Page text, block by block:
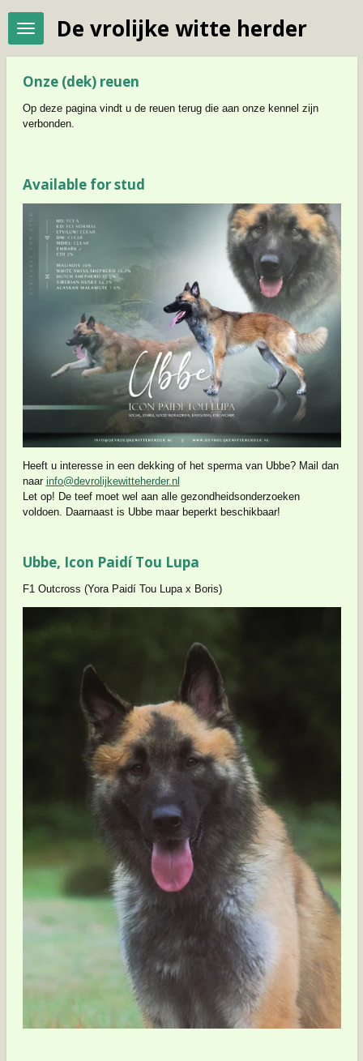
Ga
direct
naar
hoofdinhoud
De vrolijke witte herder
Onze (dek) reuen
Op deze pagina vindt u de reuen terug die aan onze kennel zijn
verbonden.
Available for stud
Heeft u interesse in een dekking of het sperma van Ubbe? Mail dan
naar info@devrolijkewitteherder.nl
Let op! De teef moet wel aan alle gezondheidsonderzoeken
voldoen. Daarnaast is Ubbe maar beperkt beschikbaar!
Ubbe, Icon Paidí Tou Lupa
F1 Outcross (Yora Paidí Tou Lupa x Boris)